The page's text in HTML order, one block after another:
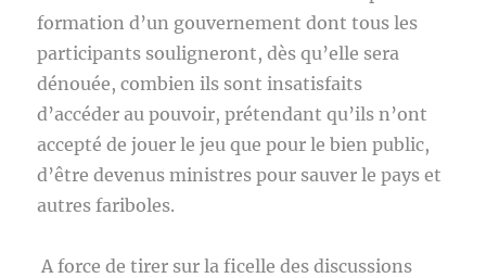
formation d’un gouvernement dont tous les
participants souligneront, dès qu’elle sera
dénouée, combien ils sont insatisfaits
d’accéder au pouvoir, prétendant qu’ils n’ont
accepté de jouer le jeu que pour le bien public,
d’être devenus ministres pour sauver le pays et
autres fariboles.
A force de tirer sur la ficelle des discussions